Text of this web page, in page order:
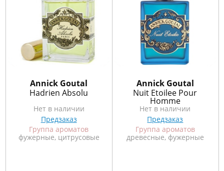
Annick Goutal
Hadrien Absolu
Нет в наличии
Предзаказ
Группа ароматов
фужерные, цитрусовые
Annick Goutal
Nuit Etoilee Pour
Homme
Нет в наличии
Предзаказ
Группа ароматов
древесные, фужерные